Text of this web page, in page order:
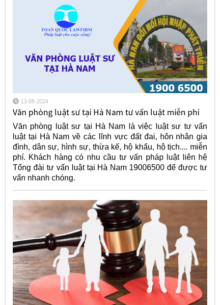
13-08-2024
Văn phòng luật sư tại Hà Nam tư vấn luật miễn phí
Văn phòng luật sư tại Hà Nam là việc luật sư tư vấn
luật tại Hà Nam về các lĩnh vực đất đai, hôn nhân gia
đình, dân sự, hình sự, thừa kế, hộ khẩu, hộ tịch.... miễn
phí. Khách hàng có nhu cầu tư vấn pháp luật liên hệ
Tổng đài tư vấn luật tại Hà Nam 19006500 để được tư
vấn nhanh chóng.